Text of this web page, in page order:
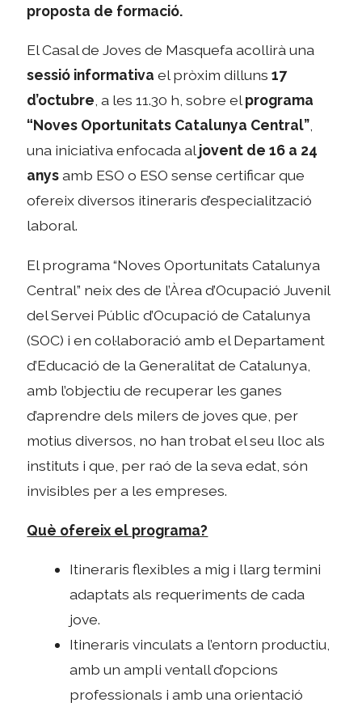
proposta de formació.
El Casal de Joves de Masquefa acollirà una
sessió informativa el pròxim dilluns17
d’octubre, a les 11.30 h, sobre elprograma
“Noves Oportunitats Catalunya Central”,
una iniciativa enfocada aljovent de 16 a 24
anysamb ESO o ESO sense certificar que
ofereix diversos itineraris d’especialització
laboral.
El programa “Noves Oportunitats Catalunya
Central” neix des de l’Àrea d’Ocupació Juvenil
del Servei Públic d’Ocupació de Catalunya
(SOC) i en col·laboració amb el Departament
d’Educació de la Generalitat de Catalunya,
amb l’objectiu de recuperar les ganes
d’aprendre dels milers de joves que, per
motius diversos, no han trobat el seu lloc als
instituts i que, per raó de la seva edat, són
invisibles per a les empreses.
Què ofereix el programa?
Itineraris flexibles a mig i llarg termini
adaptats als requeriments de cada
jove.
Itineraris vinculats a l’entorn productiu,
amb un ampli ventall d’opcions
professionals i amb una orientació